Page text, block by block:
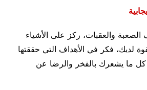
الصعبة والعقبات، ركز على الأشياء
لديك، فكر في الأهداف التي حققتها
ما يشعرك بالفخر والرضا عن